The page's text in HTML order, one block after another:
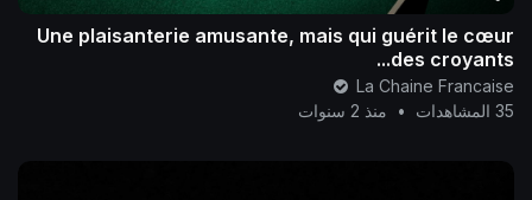
Une plaisanterie amusante, mais qui guérit le cœur
des croyants...
La Chaine Francaise
35 المشاهدات
• منذ 2 سنوات